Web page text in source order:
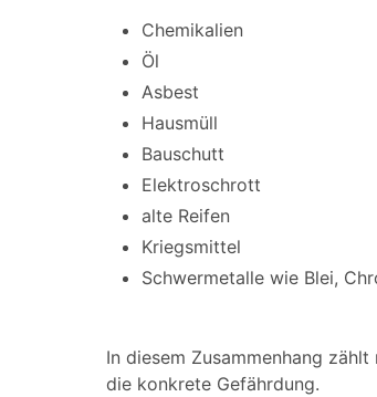
Chemikalien
Öl
Asbest
Hausmüll
Bauschutt
Elektroschrott
alte Reifen
Kriegsmittel
Schwermetalle wie Blei,
In diesem Zusammenhang
die konkrete Gefährdung.